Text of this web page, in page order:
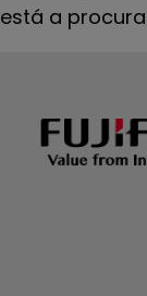
está a